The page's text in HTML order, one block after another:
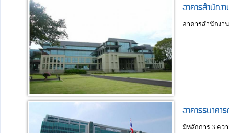
อาคารสำนักง
อาคารสำนักงา
อาคารธนาค
มีหลักการ 3 คว